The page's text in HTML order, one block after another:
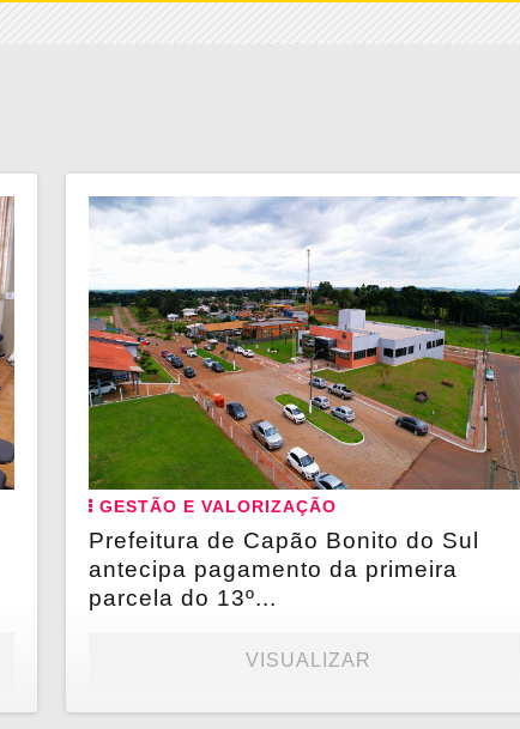
GESTÃO E VALORIZAÇÃO
Prefeitura de Capão Bonito do Sul
antecipa pagamento da primeira
parcela do 13º...
VISUALIZAR